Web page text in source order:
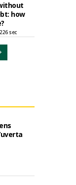
how
226 sec